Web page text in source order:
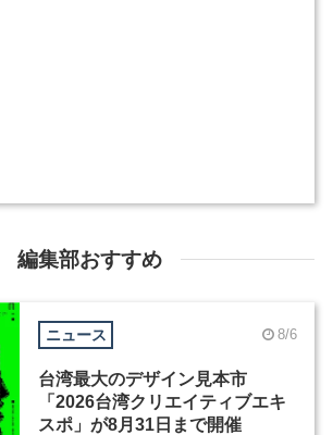
編集部おすすめ
ニュース 8/6
台湾最大のデザイン見本市
「2026台湾クリエイティブエキ
スポ」が8月31日まで開催